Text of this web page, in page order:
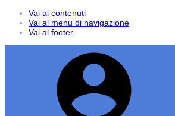
Vai ai contenuti
Vai al menu di navigazione
Vai al footer